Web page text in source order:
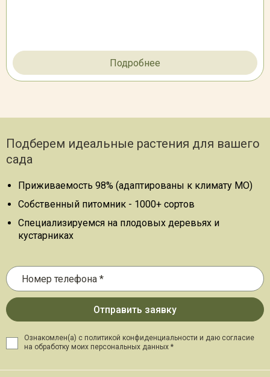
Подробнее
Подберем идеальные растения для вашего
сада
Приживаемость 98% (адаптированы к климату МО)
Собственный питомник - 1000+ сортов
Специализируемся на плодовых деревьях и
кустарниках
Ознакомлен(а) с политикой конфиденциальности и даю согласие
на обработку моих персональных данных *